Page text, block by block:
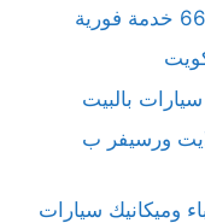
بالبيت
ورسيفر ب
وميكانيك سيارات